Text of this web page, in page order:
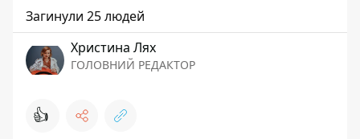
Загинули 25 людей
Христина Лях
ГОЛОВНИЙ РЕДАКТОР
👍